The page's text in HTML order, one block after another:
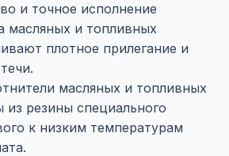
и точное исполнение
масляных и топливных
плотное прилегание и
масляных и топливных
из резины специального
к низким температурам